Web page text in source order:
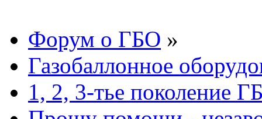
Форум о ГБО »
Газобаллонное
1, 2, 3-тье поколение